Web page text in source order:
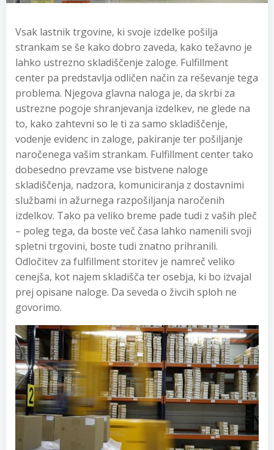
Vsak lastnik trgovine, ki svoje izdelke pošilja
strankam se še kako dobro zaveda, kako težavno je
lahko ustrezno skladiščenje zaloge. Fulfillment
center pa predstavlja odličen način za reševanje tega
problema. Njegova glavna naloga je, da skrbi za
ustrezne pogoje shranjevanja izdelkev, ne glede na
to, kako zahtevni so le ti za samo skladiščenje,
vodenje evidenc in zaloge, pakiranje ter pošiljanje
naročenega vašim strankam. Fulfillment center tako
dobesedno prevzame vse bistvene naloge
skladiščenja, nadzora, komuniciranja z dostavnimi
službami in ažurnega razpošiljanja naročenih
izdelkov. Tako pa veliko breme pade tudi z vaših pleč
– poleg tega, da boste več časa lahko namenili svoji
spletni trgovini, boste tudi znatno prihranili.
Odločitev za fulfillment storitev je namreč veliko
cenejša, kot najem skladišča ter osebja, ki bo izvajal
prej opisane naloge. Da seveda o živcih sploh ne
govorimo.